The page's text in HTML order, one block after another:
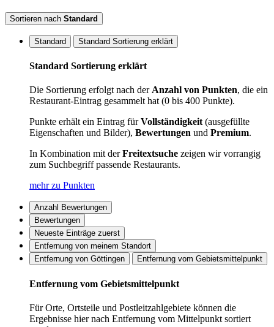
Sortieren nach Standard
Standard Standard Sortierung erklärt
Standard Sortierung erklärt
Die Sortierung erfolgt nach derAnzahl von Punkten, die ein
Restaurant-Eintrag gesammelt hat (0 bis 400 Punkte).
Punkte erhält ein Eintrag fürVollständigkeit(ausgefüllte
Eigenschaften und Bilder), Bewertungen und Premium.
In Kombination mit derFreitextsuche zeigen wir vorrangig
zum Suchbegriff passende Restaurants.
mehr zu Punkten
Anzahl Bewertungen
Bewertungen
Neueste Einträge zuerst
Entfernung von meinem Standort
Entfernung von Göttingen
Entfernung vom Gebietsmittelpunkt
Entfernung vom Gebietsmittelpunkt
Für Orte, Ortsteile und Postleitzahlgebiete können die
Ergebnisse hier nach Entfernung vom Mittelpunkt sortiert